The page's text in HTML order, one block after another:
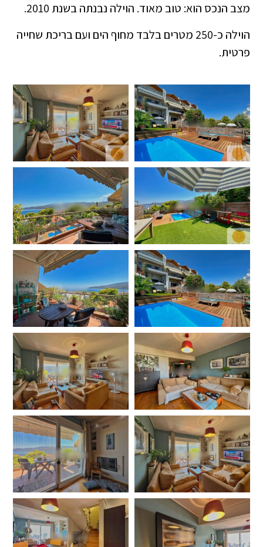
מצב הנכס הוא: טוב מאוד. הוילה נבנתה בשנת 2010.
הוילה כ-250 מטרים בלבד מחוף הים ועם בריכת שחייה
פרטית.